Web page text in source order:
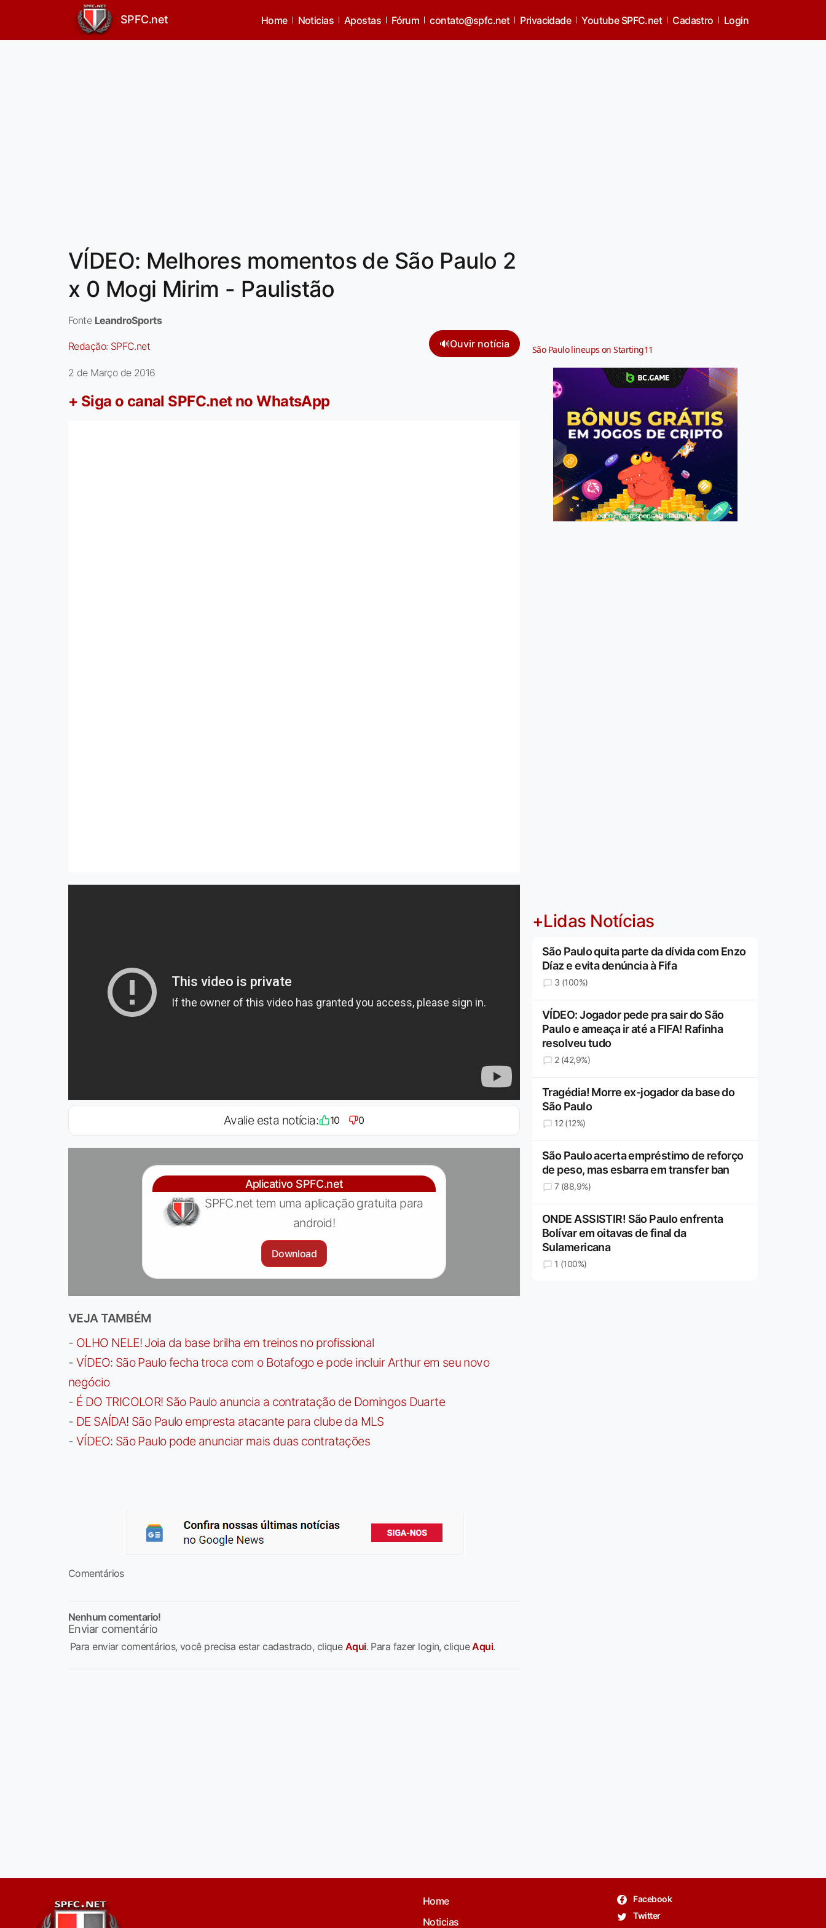
SPFC.net Home Noticias Apostas Fórum contato@spfc.net Privacidade Youtube SPFC.net Cadastro Login
VÍDEO: Melhores momentos de São Paulo 2
x 0 Mogi Mirim - Paulistão
Fonte LeandroSports
Redação: SPFC.net 🔊Ouvir notícia
2 de Março de 2016
+ Siga o canal SPFC.net no WhatsApp
Avalie esta notícia: 10 0
Aplicativo SPFC.net
SPFC.net tem uma aplicação gratuita para
android!
Download
VEJA TAMBÉM
- OLHO NELE! Joia da base brilha em treinos no profissional
- VÍDEO: São Paulo fecha troca com o Botafogo e pode incluir Arthur em seu novo
negócio
- É DO TRICOLOR! São Paulo anuncia a contratação de Domingos Duarte
- DE SAÍDA! São Paulo empresta atacante para clube da MLS
- VÍDEO: São Paulo pode anunciar mais duas contratações
Comentários
Nenhum comentario!
Enviar comentário
Para enviar comentários, você precisa estar cadastrado, clique Aqui. Para fazer login, cliqueAqui.
São Paulo lineups on Starting11
Jogue com responsabilidade. 18+
+Lidas Notícias
São Paulo quita parte da dívida com Enzo
Díaz e evita denúncia à Fifa
3 (100%)
VÍDEO: Jogador pede pra sair do São
Paulo e ameaça ir até a FIFA! Rafinha
resolveu tudo
2 (42,9%)
Tragédia! Morre ex-jogador da base do
São Paulo
12 (12%)
São Paulo acerta empréstimo de reforço
de peso, mas esbarra em transfer ban
7 (88,9%)
ONDE ASSISTIR! São Paulo enfrenta
Bolívar em oitavas de final da
Sulamericana
1 (100%)
Home
Noticias
Facebook
Twitter